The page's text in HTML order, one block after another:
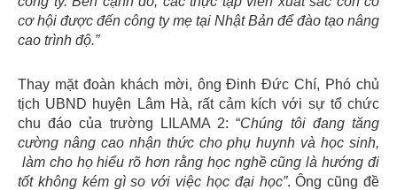
cơ hội được đến công ty mẹ tại Nhật Bản để đào tạo nâng
cao trình độ.”
Thay mặt đoàn khách mời, ông Đinh Đức Chí, Phó chủ
tịch UBND huyện Lâm Hà, rất cảm kích với sự tổ chức
chu đáo của trường LILAMA 2: “Chúng tôi đang tăng
cường nâng cao nhận thức cho phụ huynh và học sinh,
làm cho họ hiểu rõ hơn rằng học nghề cũng là hướng đi
tốt không kém gì so với việc học đại học”. Ông cũng đề